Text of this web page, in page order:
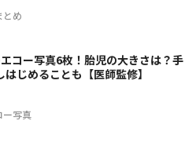
とめ
ー写真
コー写真6枚！胎児の大きさは？手
じめることも【医師監修】